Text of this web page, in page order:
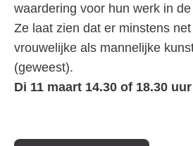
waardering voor hun werk in
Ze laat zien dat er minstens
vrouwelijke als mannelijke
(geweest).
Di 11 maart 14.30 of 18.30